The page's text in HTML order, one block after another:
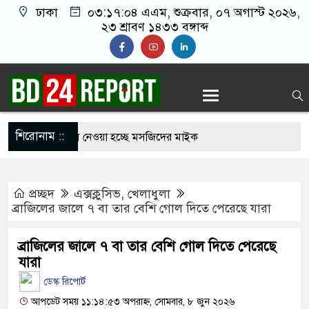
ঢাকা ০৩:১৭:০৫ এএম, শুক্রবার, ০৭ অগাস্ট ২০২৬,
২৩ শ্রাবণ ১৪৩৩ বঙ্গাব্দ
শিরোনাম ::
বন্ধে খুলে নেওয়া হচ্ছে মসজিদের মাইক
আমাদের মিত্র, অচিরেই আমাদের সঙ্গে মিশে যাবে:
নয়, জাতির দায়িত্ব নিতে হবে ওলামায়ে
প্রচ্ছদ এক্সক্লুসিভ, খেলাধুলা
ব্রাজিলের জালে ৭ বা তার বেশি গোল দিতে পেরেছে যারা
ব্রাজিলের জালে ৭ বা তার বেশি গোল দিতে পেরেছে
যারা
ডেস্ক রিপোর্ট
আপডেট সময় ১১:১৪:৫৩ অপরাহ্ন, সোমবার, ৮ জুন ২০২৬